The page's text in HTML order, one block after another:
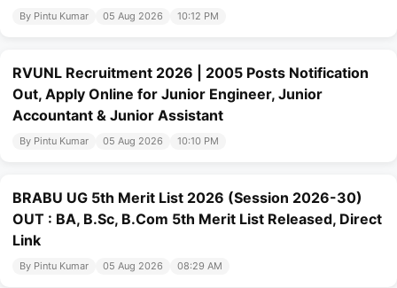
By Pintu Kumar 05 Aug 2026 10:12 PM
RVUNL Recruitment 2026 | 2005 Posts Notification
Out, Apply Online for Junior Engineer, Junior
Accountant & Junior Assistant
By Pintu Kumar 05 Aug 2026 10:10 PM
BRABU UG 5th Merit List 2026 (Session 2026-30)
OUT : BA, B.Sc, B.Com 5th Merit List Released, Direct
Link
By Pintu Kumar 05 Aug 2026 08:29 AM